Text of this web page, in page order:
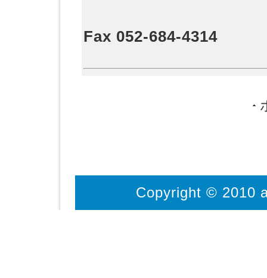
Fax 052-684-4314
Copyright © 2010